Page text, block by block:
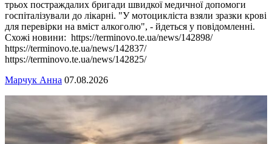
трьох постраждалих бригади швидкої медичної допомоги
госпіталізували до лікарні. "У мотоцикліста взяли зразки крові
для перевірки на вміст алкоголю", - йдеться у повідомленні.
Схожі новини: https://terminovo.te.ua/news/142898/
https://terminovo.te.ua/news/142837/
https://terminovo.te.ua/news/142825/
Марчук Анна 07.08.2026